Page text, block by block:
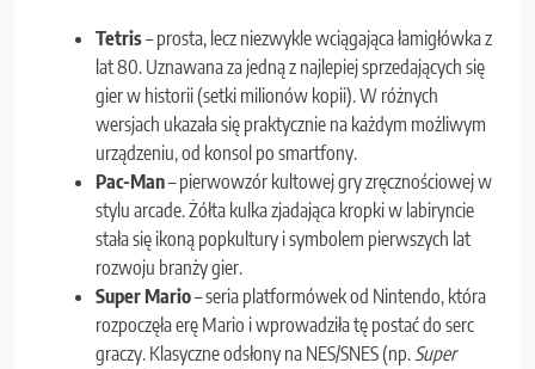
Tetris– prosta, lecz niezwykle wciągająca łamigłówka z
lat 80. Uznawana za jedną z najlepiej sprzedających się
gier w historii (setki milionów kopii). W różnych
wersjach ukazała się praktycznie na każdym możliwym
urządzeniu, od konsol po smartfony.
Pac-Man– pierwowzór kultowej gry zręcznościowej w
stylu arcade. Żółta kulka zjadająca kropki w labiryncie
stała się ikoną popkultury i symbolem pierwszych lat
rozwoju branży gier.
Super Mario– seria platformówek od Nintendo, która
rozpoczęła erę Mario i wprowadziła tę postać do serc
graczy. Klasyczne odsłony na NES/SNES (np.Super